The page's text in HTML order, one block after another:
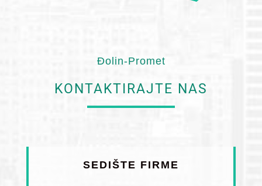
Đolin-Promet
KONTAKTIRAJTE NAS
SEDIŠTE FIRME